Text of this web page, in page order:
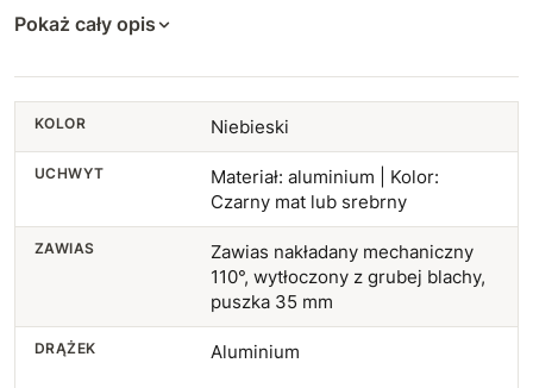
Pokaż cały opis
KOLOR Niebieski
UCHWYT
Materiał: aluminium | Kolor:
Czarny mat lub srebrny
ZAWIAS
Zawias nakładany mechaniczny
110°, wytłoczony z grubej blachy,
puszka 35 mm
DRĄŻEK Aluminium